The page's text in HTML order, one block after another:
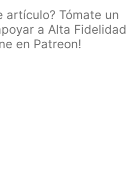
artículo? Tómate un
a Alta Fidelidad
en Patreon!